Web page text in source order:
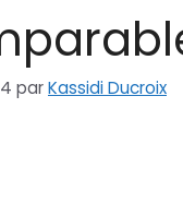
parKassidi Ducroix